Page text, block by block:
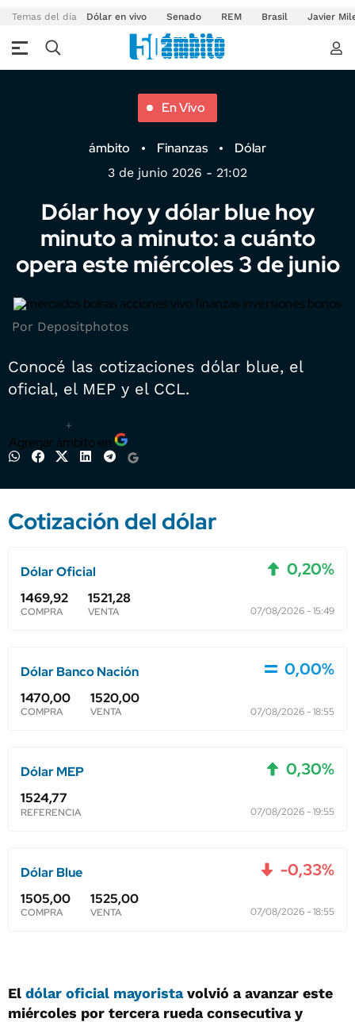
Temas del día Dólar en vivo Senado REM Brasil Javier
En Vivo
ámbito Finanzas Dólar
3 de junio 2026 - 21:02
Dólar hoy y dólar blue hoy
minuto a minuto: a cuánto
opera este miércoles 3 de junio
Por Depositphotos
Conocé las cotizaciones dólar blue, el
oficial, el MEP y el CCL.
+
Agregar ámbito en
El dólar oficial mayoristavolvió a avanzar este
miércoles por tercera rueda consecutiva y